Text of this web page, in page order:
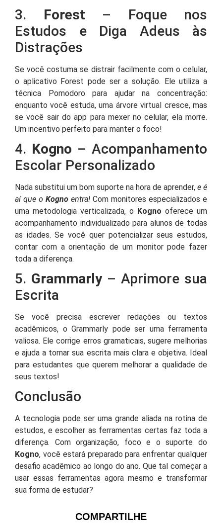
3. Forest – Foque nos
Estudos e Diga Adeus às
Distrações
Se você costuma se distrair facilmente com o celular,
o aplicativo Forest pode ser a solução. Ele utiliza a
técnica Pomodoro para ajudar na concentração:
enquanto você estuda, uma árvore virtual cresce, mas
se você sair do app para mexer no celular, ela morre.
Um incentivo perfeito para manter o foco!
4. Kogno – Acompanhamento
Escolar Personalizado
Nada substitui um bom suporte na hora de aprender, e é
aí que o Kogno entra! Com monitores especializados e
uma metodologia verticalizada, o Kogno oferece um
acompanhamento individualizado para alunos de todas
as idades. Se você quer potencializar seus estudos,
contar com a orientação de um monitor pode fazer
toda a diferença.
5. Grammarly– Aprimore sua
Escrita
Se você precisa escrever redações ou textos
acadêmicos, o Grammarly pode ser uma ferramenta
valiosa. Ele corrige erros gramaticais, sugere melhorias
e ajuda a tornar sua escrita mais clara e objetiva. Ideal
para estudantes que querem melhorar a qualidade de
seus textos!
Conclusão
A tecnologia pode ser uma grande aliada na rotina de
estudos, e escolher as ferramentas certas faz toda a
diferença. Com organização, foco e o suporte do
Kogno, você estará preparado para enfrentar qualquer
desafio acadêmico ao longo do ano. Que tal começar a
usar essas ferramentas agora mesmo e transformar
sua forma de estudar?
COMPARTILHE